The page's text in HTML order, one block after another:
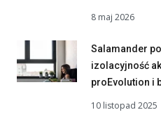
8 maj 2026
Salamander
izolacyjność
proEvolution i
10 listopad 2025